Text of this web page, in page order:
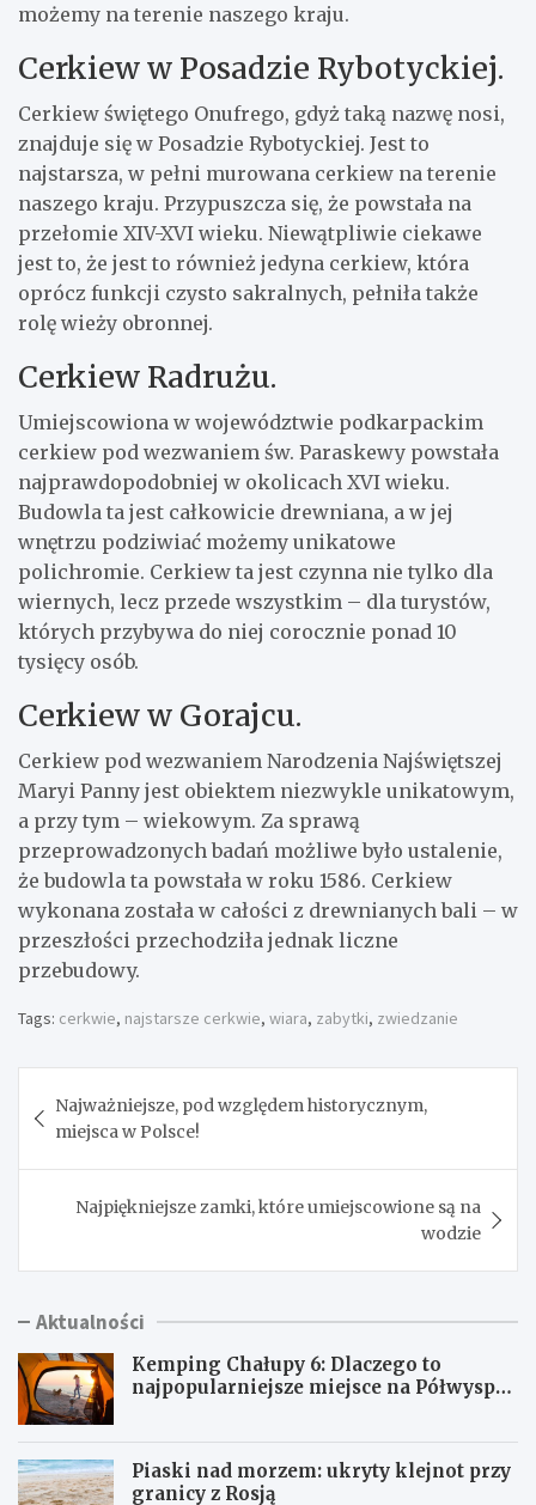
możemy na terenie naszego kraju.
Cerkiew w Posadzie Rybotyckiej.
Cerkiew świętego Onufrego, gdyż taką nazwę nosi,
znajduje się w Posadzie Rybotyckiej. Jest to
najstarsza, w pełni murowana cerkiew na terenie
naszego kraju. Przypuszcza się, że powstała na
przełomie XIV-XVI wieku. Niewątpliwie ciekawe
jest to, że jest to również jedyna cerkiew, która
oprócz funkcji czysto sakralnych, pełniła także
rolę wieży obronnej.
Cerkiew Radrużu.
Umiejscowiona w województwie podkarpackim
cerkiew pod wezwaniem św. Paraskewy powstała
najprawdopodobniej w okolicach XVI wieku.
Budowla ta jest całkowicie drewniana, a w jej
wnętrzu podziwiać możemy unikatowe
polichromie. Cerkiew ta jest czynna nie tylko dla
wiernych, lecz przede wszystkim – dla turystów,
których przybywa do niej corocznie ponad 10
tysięcy osób.
Cerkiew w Gorajcu.
Cerkiew pod wezwaniem Narodzenia Najświętszej
Maryi Panny jest obiektem niezwykle unikatowym,
a przy tym – wiekowym. Za sprawą
przeprowadzonych badań możliwe było ustalenie,
że budowla ta powstała w roku 1586. Cerkiew
wykonana została w całości z drewnianych bali – w
przeszłości przechodziła jednak liczne
przebudowy.
Tags: cerkwie, najstarsze cerkwie, wiara, zabytki, zwiedzanie
wpisu
Najważniejsze, pod względem historycznym,
miejsca w Polsce!
Najpiękniejsze zamki, które umiejscowione są na
wodzie
Aktualności
Kemping Chałupy 6: Dlaczego to
najpopularniejsze miejsce na Półwyspie
Piaski nad morzem: ukryty klejnot przy
granicy z Rosją